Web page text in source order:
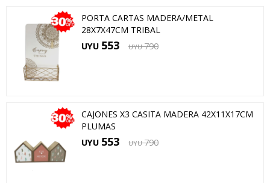
PORTA CARTAS MADERA/METAL
28X7X47CM TRIBAL
UYU 553 UYU 790
CAJONES X3 CASITA MADERA 42X11X17CM
PLUMAS
UYU 553 UYU 790